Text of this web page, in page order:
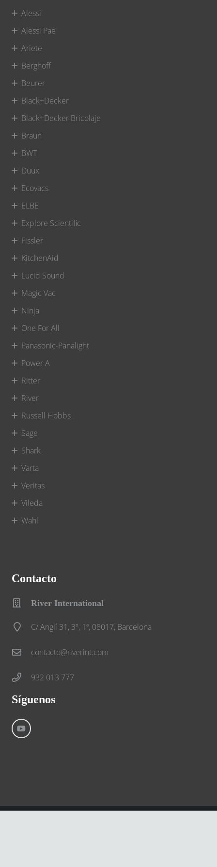
Alessi
Alessi Pae
Ariete
Berghoff
Beurer
Black+Decker
Black+Decker Bricolaje
Braun
BWT
Duux
Ecovacs
ELBE
Explore Scientific
Fissler
KitchenAid
Lucid Sound
Magic Vac
Ninja
One For All
Panasonic-Panalight
Power A
Ritter
River
Russell Hobbs
Sage
Shark
Varta
Veritas
Vileda
Wahl
Contacto
River International
C/ Anglí 31, 3º, 1ª, 08017, Barcelona
contacto@riverint.com
932 013 777
Síguenos